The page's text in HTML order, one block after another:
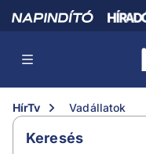
HírTv Vadállatok
Keresés